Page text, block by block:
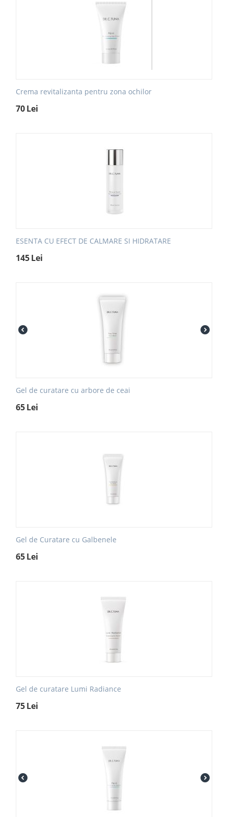
Crema revitalizanta pentru zona ochilor
70Lei
ESENTA CU EFECT DE CALMARE SI HIDRATARE
145Lei
Gel de curatare cu arbore de ceai
65Lei
Gel de Curatare cu Galbenele
65Lei
Gel de curatare Lumi Radiance
75Lei